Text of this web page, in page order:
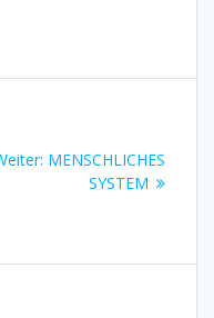
Nächster
Beitrag:
MENSCHLICHES
SYSTEM